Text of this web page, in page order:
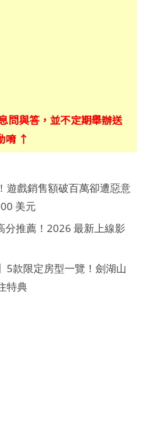
問與答，並不定期舉辦送
唷 ↑
遊戲銷售額破百萬卻遭惡意
美元
分推薦！2026 最新上線影
5款限定房型一覽！劍湖山
特典